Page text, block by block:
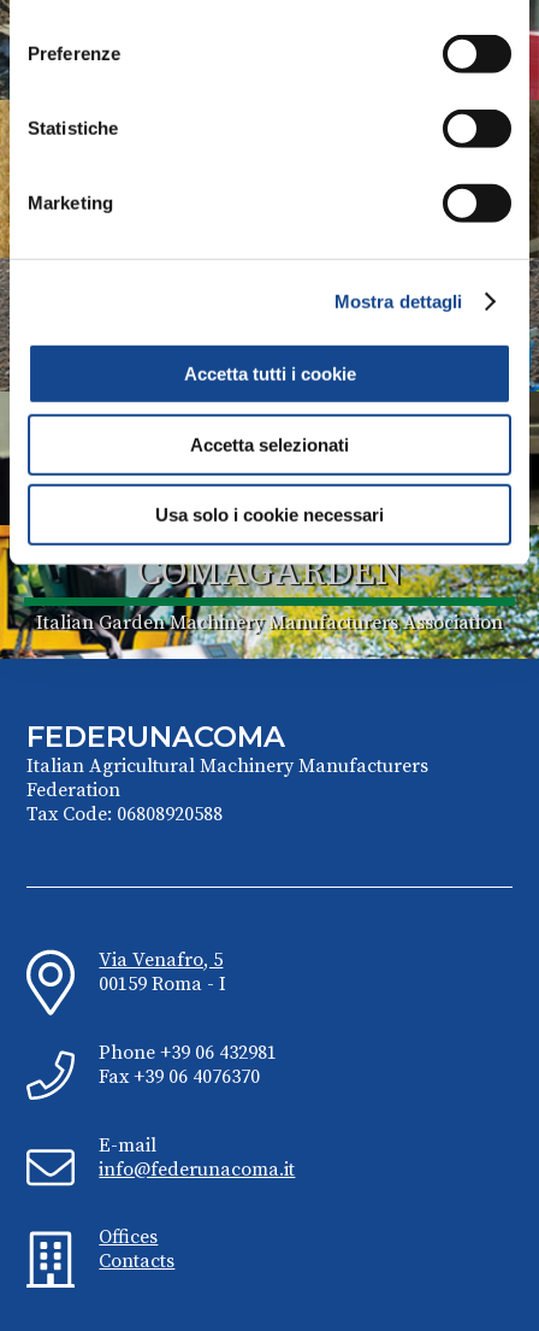
consenso
Preferenze
Statistiche
Marketing
Mostra dettagli
Accetta tutti i cookie
Accetta selezionati
Usa solo i cookie necessari
Italian Implements Manufacturers Association
Italian Self-Propelled Machinery Manufacturers
ASSOTRATTORI
COMACOMP
Italian Components Manufacturers Association
COMAGARDEN
Italian Garden Machinery Manufacturers Association
FEDERUNACOMA
Italian Agricultural Machinery Manufacturers
Federation
Tax Code: 06808920588
Via Venafro, 5
00159 Roma - I
Phone +39 06 432981
Fax +39 06 4076370
E-mail
info@federunacoma.it
Offices
Contacts